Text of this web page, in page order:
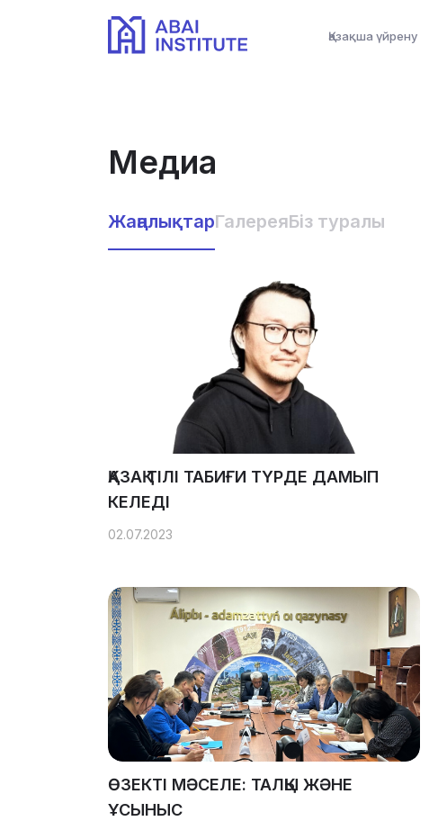
Қазақша үйрену
Медиа
ЖаңалықтарГалереяБіз туралы
ҚАЗАҚ ТІЛІ ТАБИҒИ ТҮРДЕ ДАМЫП
КЕЛЕДІ
02.07.2023
ӨЗЕКТІ МӘСЕЛЕ: ТАЛҚЫ ЖӘНЕ
ҰСЫНЫС